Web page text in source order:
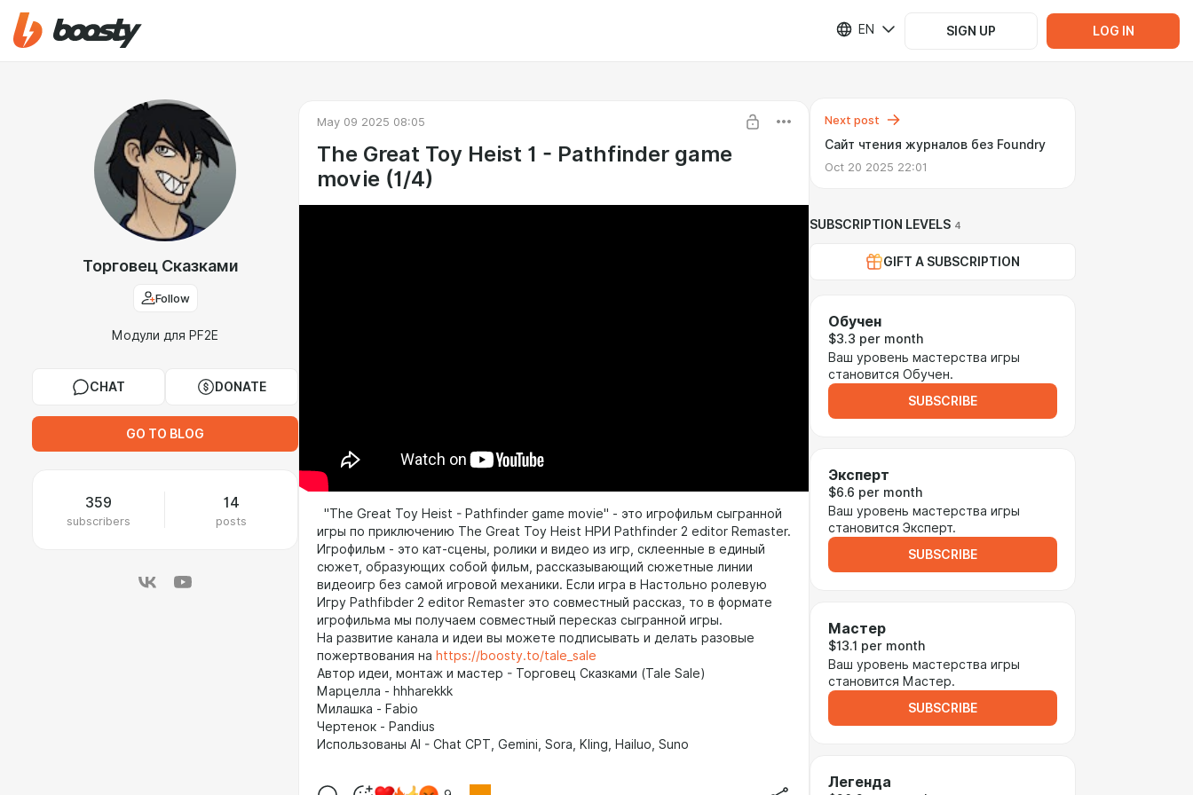
EN SIGN UP LOG IN
Торговец Сказками
Follow
Модули для PF2E
CHAT DONATE
GO TO BLOG
359
subscribers
14
posts
May 09 2025 08:05
The Great Toy Heist 1 - Pathfinder game
movie (1/4)
"The Great Toy Heist - Pathfinder game movie" - это игрофильм сыгранной
игры по приключению The Great Toy Heist НРИ Pathfinder 2 editor Remaster.
Игрофильм - это кат-сцены, ролики и видео из игр, склеенные в единый
сюжет, образующих собой фильм, рассказывающий сюжетные линии
видеоигр без самой игровой механики. Если игра в Настольно ролевую
Игру Pathfibder 2 editor Remaster это совместный рассказ, то в формате
игрофильма мы получаем совместный пересказ сыгранной игры.
На развитие канала и идеи вы можете подписывать и делать разовые
пожертвования на https://boosty.to/tale_sale
Автор идеи, монтаж и мастер - Торговец Сказками (Tale Sale)
Марцелла - hhharekkk
Милашка - Fabio
Чертенок - Pandius
Использованы AI - Chat CPT, Gemini, Sora, Kling, Hailuo, Suno
Next post
Сайт чтения журналов без Foundry
Oct 20 2025 22:01
SUBSCRIPTION LEVELS 4
GIFT A SUBSCRIPTION
Обучен
$3.3 per month
Ваш уровень мастерства игры
становится Обучен.
SUBSCRIBE
Эксперт
$6.6 per month
Ваш уровень мастерства игры
становится Эксперт.
SUBSCRIBE
Мастер
$13.1 per month
Ваш уровень мастерства игры
становится Мастер.
SUBSCRIBE
Легенда